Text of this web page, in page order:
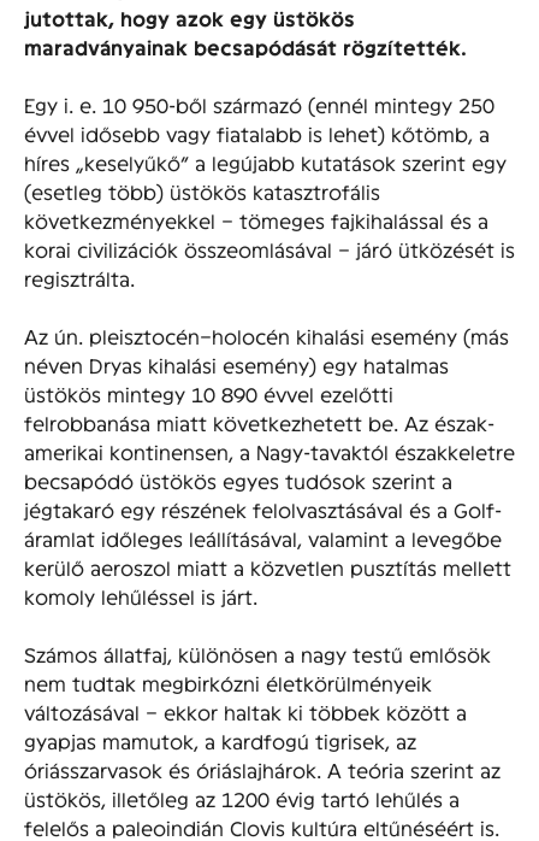
jutottak, hogy azok egy üstökös
maradványainak becsapódását rögzítették.
Egy i. e. 10 950-ből származó (ennél mintegy 250
évvel idősebb vagy fiatalabb is lehet) kőtömb, a
híres „keselyűkő” a legújabb kutatások szerint egy
(esetleg több) üstökös katasztrofális
következményekkel – tömeges fajkihalással és a
korai civilizációk összeomlásával – járó ütközését is
regisztrálta.
Az ún. pleisztocén–holocén kihalási esemény (más
néven Dryas kihalási esemény) egy hatalmas
üstökös mintegy 10 890 évvel ezelőtti
felrobbanása miatt következhetett be. Az észak-
amerikai kontinensen, a Nagy-tavaktól északkeletre
becsapódó üstökös egyes tudósok szerint a
jégtakaró egy részének felolvasztásával és a Golf-
áramlat időleges leállításával, valamint a levegőbe
kerülő aeroszol miatt a közvetlen pusztítás mellett
komoly lehűléssel is járt.
Számos állatfaj, különösen a nagy testű emlősök
nem tudtak megbirkózni életkörülményeik
változásával – ekkor haltak ki többek között a
gyapjas mamutok, a kardfogú tigrisek, az
óriásszarvasok és óriáslajhárok. A teória szerint az
üstökös, illetőleg az 1200 évig tartó lehűlés a
felelős a paleoindián Clovis kultúra eltűnéséért is.